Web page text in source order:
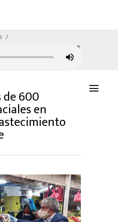
Protectores Faciales
Local En
25/04/2020
600
en